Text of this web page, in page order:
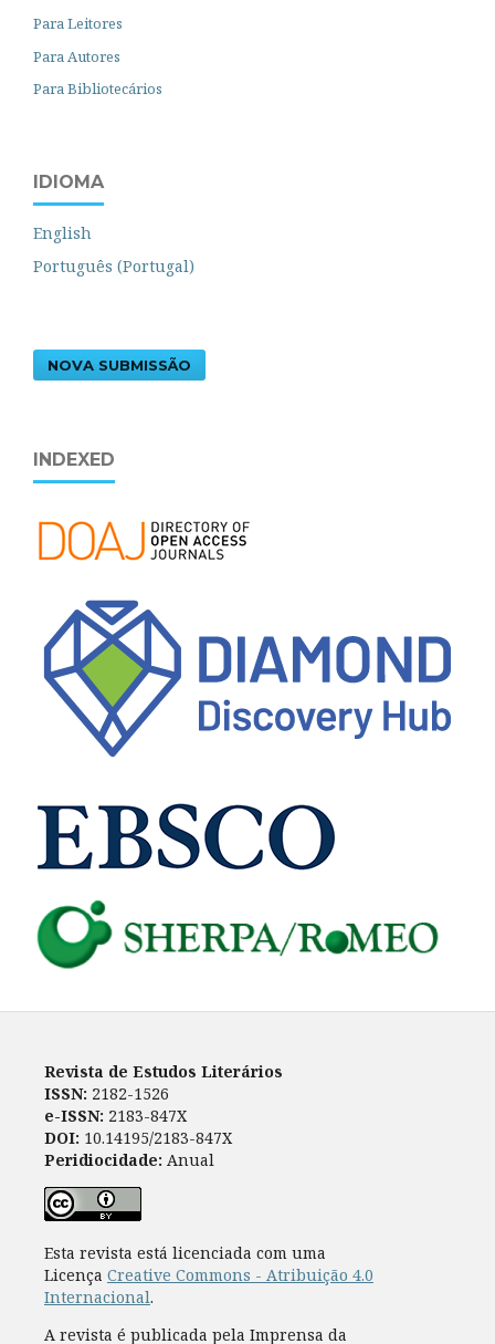
Para Leitores
Para Autores
Para Bibliotecários
IDIOMA
English
Português (Portugal)
NOVA SUBMISSÃO
INDEXED
Revista de Estudos Literários
ISSN: 2182-1526
e-ISSN: 2183-847X
DOI: 10.14195/2183-847X
Peridiocidade: Anual
Esta revista está licenciada com uma
Licença Creative Commons - Atribuição 4.0
Internacional.
A revista é publicada pela Imprensa da